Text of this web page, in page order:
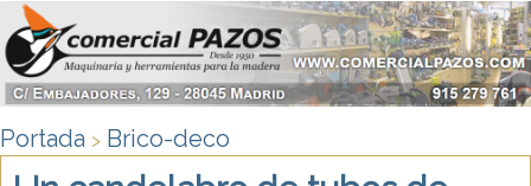
Portada > Brico-deco